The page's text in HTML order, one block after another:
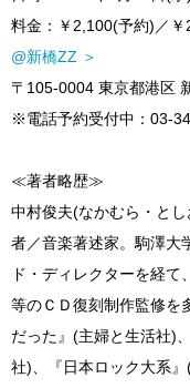
料金：￥2,100(予約)／
@新橋ZZ ＞
〒105-0004 東京都港区
※電話予約受付中：03-
≪著者略歴≫
中村俊夫(なかむら・と
者／音楽著述家。駒澤大
ド・ディレクターを経
等のＣＤ復刻制作監修を
だった』(主婦と生活社)
社)、『日本ロック大系